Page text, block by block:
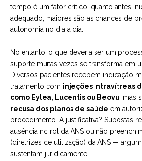
tempo é um fator crítico: quanto antes
adequado, maiores são as chances de
autonomia no dia a dia.
No entanto, o que deveria ser um
suporte muitas vezes se transforma em
Diversos pacientes recebem indicação
tratamento com injeções intravítreas
como Eylea, Lucentis ou Beovu , mas
recusa dos planos de saúde em
procedimento. A justificativa? Supostas
ausência no rol da ANS ou não
(diretrizes de utilização) da ANS —
sustentam juridicamente.